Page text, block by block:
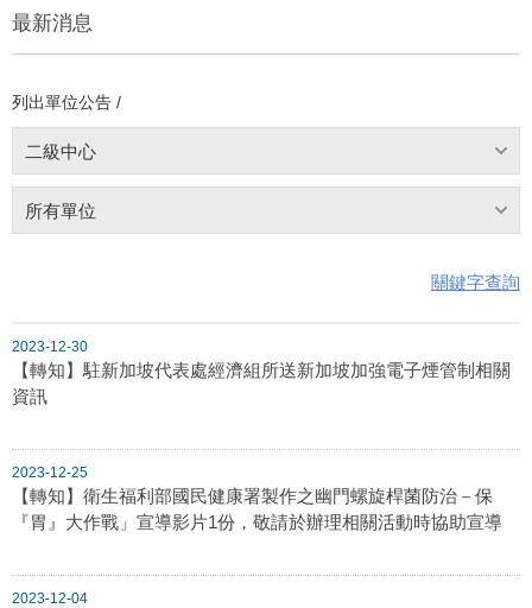
最新消息
列出單位公告 /
二級中心
所有單位
關鍵字查詢
2023-12-30
【轉知】駐新加坡代表處經濟組所送新加坡加強電子煙管制相關
資訊
2023-12-25
【轉知】衛生福利部國民健康署製作之幽門螺旋桿菌防治－保
『胃』大作戰」宣導影片1份，敬請於辦理相關活動時協助宣導
2023-12-04